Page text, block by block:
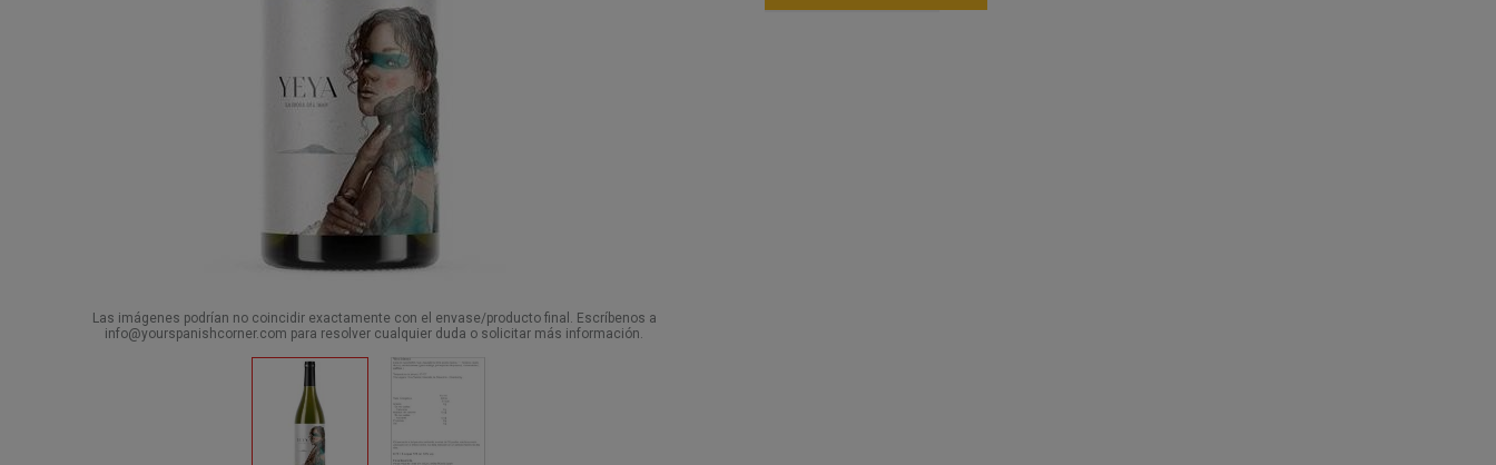
Las imágenes podrían no coincidir exactamente con el envase/producto final. Escríbenos a
info@yourspanishcorner.com para resolver cualquier duda o solicitar más información.